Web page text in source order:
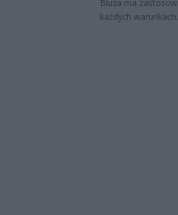
Bluza ma
każdych warunkach.